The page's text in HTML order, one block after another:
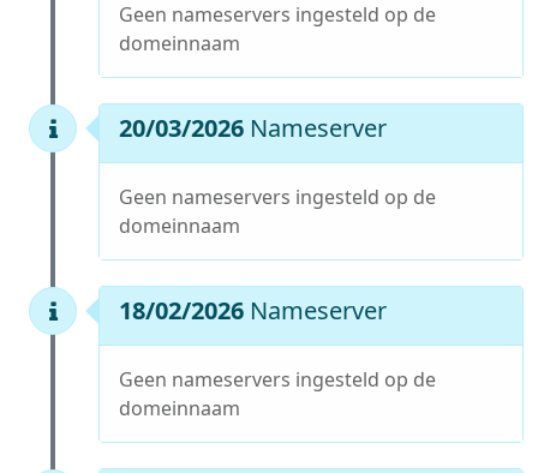
Geen nameservers ingesteld op de
domeinnaam
20/03/2026 Nameserver
Geen nameservers ingesteld op de
domeinnaam
18/02/2026 Nameserver
Geen nameservers ingesteld op de
domeinnaam